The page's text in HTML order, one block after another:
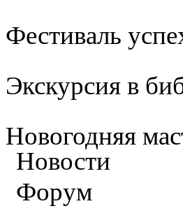
Фестиваль
Экскурсия в
Новогодняя
Новости
Форум